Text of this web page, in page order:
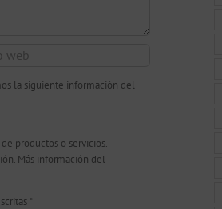
la siguiente información del
productos o servicios.
Más información del
*